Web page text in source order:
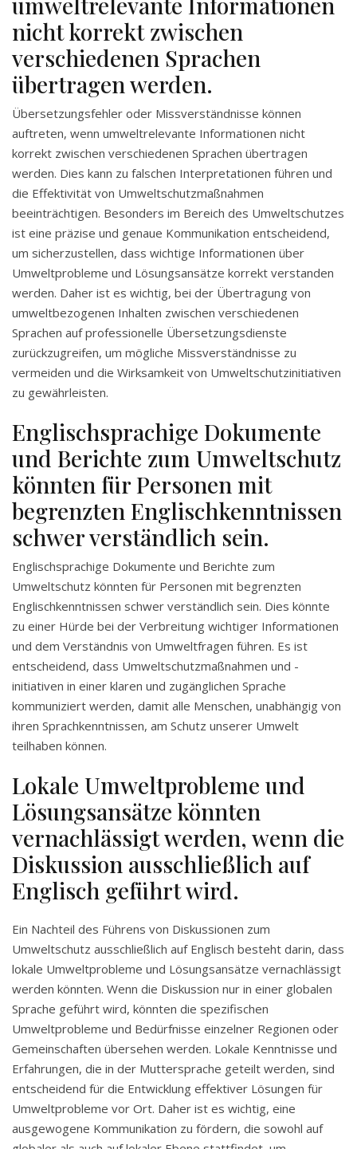
nicht korrekt zwischen
verschiedenen Sprachen
übertragen werden.
Übersetzungsfehler oder Missverständnisse können
auftreten, wenn umweltrelevante Informationen nicht
korrekt zwischen verschiedenen Sprachen übertragen
werden. Dies kann zu falschen Interpretationen führen und
die Effektivität von Umweltschutzmaßnahmen
beeinträchtigen. Besonders im Bereich des Umweltschutzes
ist eine präzise und genaue Kommunikation entscheidend,
um sicherzustellen, dass wichtige Informationen über
Umweltprobleme und Lösungsansätze korrekt verstanden
werden. Daher ist es wichtig, bei der Übertragung von
umweltbezogenen Inhalten zwischen verschiedenen
Sprachen auf professionelle Übersetzungsdienste
zurückzugreifen, um mögliche Missverständnisse zu
vermeiden und die Wirksamkeit von Umweltschutzinitiativen
zu gewährleisten.
Englischsprachige Dokumente
und Berichte zum Umweltschutz
könnten für Personen mit
begrenzten Englischkenntnissen
schwer verständlich sein.
Englischsprachige Dokumente und Berichte zum
Umweltschutz könnten für Personen mit begrenzten
Englischkenntnissen schwer verständlich sein. Dies könnte
zu einer Hürde bei der Verbreitung wichtiger Informationen
und dem Verständnis von Umweltfragen führen. Es ist
entscheidend, dass Umweltschutzmaßnahmen und -
initiativen in einer klaren und zugänglichen Sprache
kommuniziert werden, damit alle Menschen, unabhängig von
ihren Sprachkenntnissen, am Schutz unserer Umwelt
teilhaben können.
Lokale Umweltprobleme und
Lösungsansätze könnten
vernachlässigt werden, wenn die
Diskussion ausschließlich auf
Englisch geführt wird.
Ein Nachteil des Führens von Diskussionen zum
Umweltschutz ausschließlich auf Englisch besteht darin, dass
lokale Umweltprobleme und Lösungsansätze vernachlässigt
werden könnten. Wenn die Diskussion nur in einer globalen
Sprache geführt wird, könnten die spezifischen
Umweltprobleme und Bedürfnisse einzelner Regionen oder
Gemeinschaften übersehen werden. Lokale Kenntnisse und
Erfahrungen, die in der Muttersprache geteilt werden, sind
entscheidend für die Entwicklung effektiver Lösungen für
Umweltprobleme vor Ort. Daher ist es wichtig, eine
ausgewogene Kommunikation zu fördern, die sowohl auf